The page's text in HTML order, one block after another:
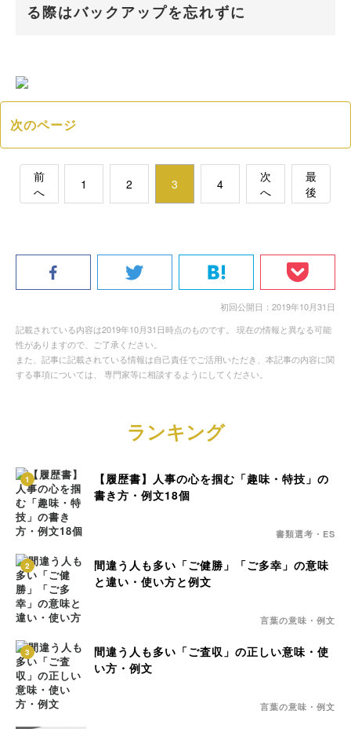
る際はバックアップを忘れずに
次のページ
前
へ
1 2 3 4
次
へ
最
後
初回公開日：2019年10月31日
記載されている内容は2019年10月31日時点のものです。 現在の情報と異なる可能
性がありますので、ご了承ください。
また、記事に記載されている情報は自己責任でご活用いただき、本記事の内容に関
する事項については、 専門家等に相談するようにしてください。
ランキング
1
【履歴書】人事の心を掴む「趣味・特技」の
書き方・例文18個
書類選考・ES
2
間違う人も多い「ご健勝」「ご多幸」の意味
と違い・使い方と例文
言葉の意味・例文
3
間違う人も多い「ご査収」の正しい意味・使
い方・例文
言葉の意味・例文